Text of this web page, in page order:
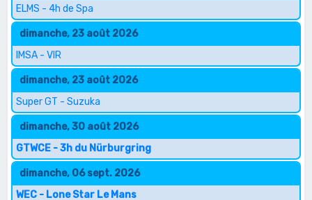
ELMS - 4h de Spa
dimanche, 23 août 2026
IMSA - VIR
dimanche, 23 août 2026
Super GT - Suzuka
dimanche, 30 août 2026
GTWCE - 3h du Nürburgring
dimanche, 06 sept. 2026
WEC - Lone Star Le Mans